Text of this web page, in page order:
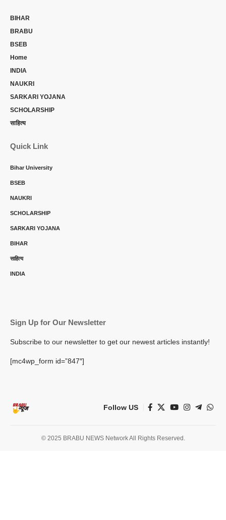
BIHAR
BRABU
BSEB
Home
INDIA
NAUKRI
SARKARI YOJANA
SCHOLARSHIP
साहित्य
Quick Link
Bihar University
BSEB
NAUKRI
SCHOLARSHIP
SARKARI YOJANA
BIHAR
साहित्य
INDIA
Sign Up for Our Newsletter
Subscribe to our newsletter to get our newest articles instantly!
[mc4wp_form id=”847″]
Follow US
© 2025 BRABU NEWS Network All Rights Reserved.